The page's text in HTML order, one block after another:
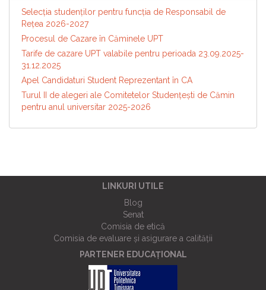
Selecția studenților pentru funcția de Responsabil de
Reţea 2026-2027
Procesul de Cazare în Căminele UPT
Tarife de cazare UPT valabile pentru perioada 23.09.2025-
31.12.2025
Apel Candidaturi Student Reprezentant în CA
Turul II de alegeri ale Comitetelor Studențești de Cămin
pentru anul universitar 2025-2026
LINKURI UTILE
Blog
Senat
Comisia de etică
Comisia de evaluare și asigurare a calității
PARTENER EDUCAȚIONAL